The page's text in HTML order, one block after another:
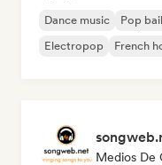
Dance music Pop
Electropop
French
Medios De